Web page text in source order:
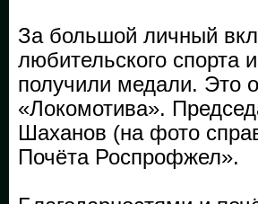
За большой личный
любительского
получили медали. Это
«Локомотива».
Шаханов (на фото
Почёта Роспрофжел».